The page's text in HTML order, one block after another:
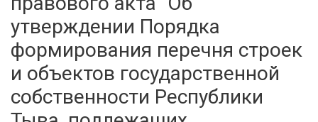
утверждении Порядка
формирования перечня строек
и объектов государственной
собственности Республики